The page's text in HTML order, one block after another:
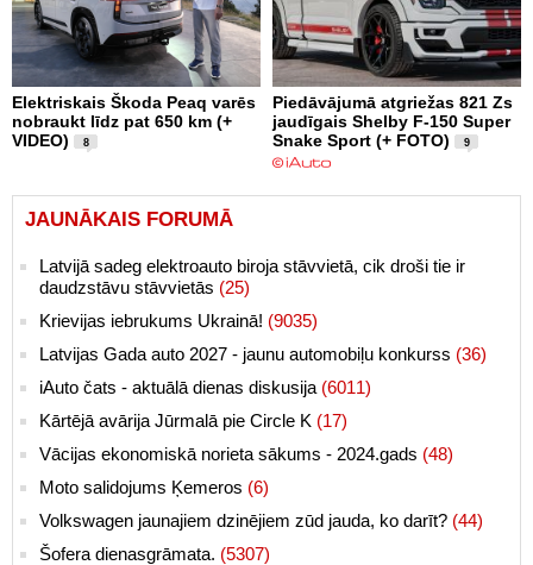
Elektriskais Škoda Peaq varēs
nobraukt līdz pat 650 km (+
VIDEO)
8
Piedāvājumā atgriežas 821 Zs
jaudīgais Shelby F-150 Super
Snake Sport (+ FOTO)
9
JAUNĀKAIS FORUMĀ
Latvijā sadeg elektroauto biroja stāvvietā, cik droši tie ir
daudzstāvu stāvvietās (25)
Krievijas iebrukums Ukrainā! (9035)
Latvijas Gada auto 2027 - jaunu automobiļu konkurss (36)
iAuto čats - aktuālā dienas diskusija (6011)
Kārtējā avārija Jūrmalā pie Circle K (17)
Vācijas ekonomiskā norieta sākums - 2024.gads (48)
Moto salidojums Ķemeros (6)
Volkswagen jaunajiem dzinējiem zūd jauda, ko darīt? (44)
Šofera dienasgrāmata. (5307)